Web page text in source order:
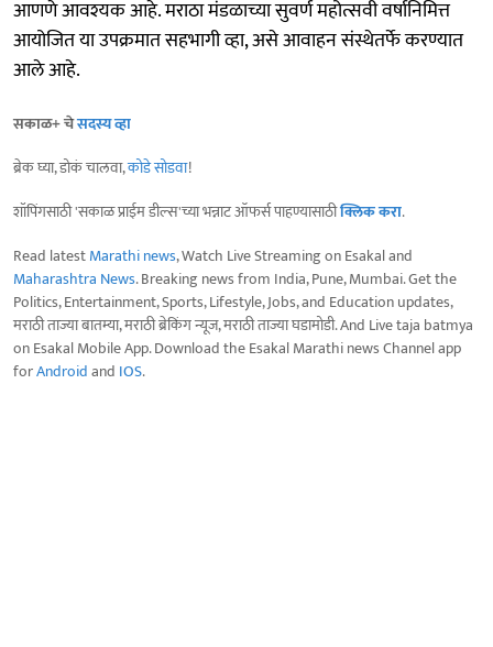
आणणे आवश्यक आहे. मराठा मंडळाच्या सुवर्ण महोत्सवी वर्षानिमित्त
आयोजित या उपक्रमात सहभागी व्हा, असे आवाहन संस्थेतर्फे करण्यात
आले आहे.
सकाळ+ चेसदस्य व्हा
ब्रेक घ्या, डोकं चालवा,कोडे सोडवा!
शॉपिंगसाठी 'सकाळ प्राईम डील्स'च्या भन्नाट ऑफर्स पाहण्यासाठीक्लिक करा.
Read latestMarathi news, Watch Live Streaming on Esakal and
Maharashtra News. Breaking news from India, Pune, Mumbai. Get the
Politics, Entertainment, Sports, Lifestyle, Jobs, and Education updates,
मराठी ताज्या बातम्या, मराठी ब्रेकिंग न्यूज, मराठी ताज्या घडामोडी. And Live taja batmya
on Esakal Mobile App. Download the Esakal Marathi news Channel app
forAndroidand IOS.